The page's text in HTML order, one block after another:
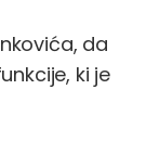
da
ki je